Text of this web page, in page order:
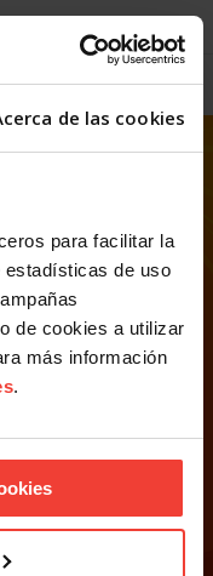
de las cookies
para facilitar la
estadísticas de uso
de cookies a utilizar
más información
.